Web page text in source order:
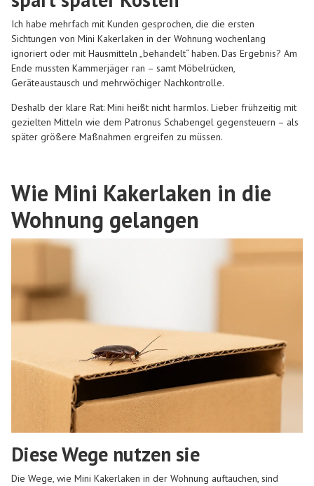
Ich habe mehrfach mit Kunden gesprochen, die die ersten
Sichtungen von Mini Kakerlaken in der Wohnung wochenlang
ignoriert oder mit Hausmitteln „behandelt“ haben. Das Ergebnis? Am
Ende mussten Kammerjäger ran – samt Möbelrücken,
Geräteaustausch und mehrwöchiger Nachkontrolle.
Deshalb der klare Rat: Mini heißt nicht harmlos. Lieber frühzeitig mit
gezielten Mitteln wie dem Patronus Schabengel gegensteuern – als
später größere Maßnahmen ergreifen zu müssen.
Wie Mini Kakerlaken in die
Wohnung gelangen
Diese Wege nutzen sie
Die Wege, wie Mini Kakerlaken in der Wohnung auftauchen, sind